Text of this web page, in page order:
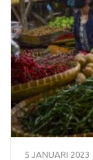
5 JANUARI 2023